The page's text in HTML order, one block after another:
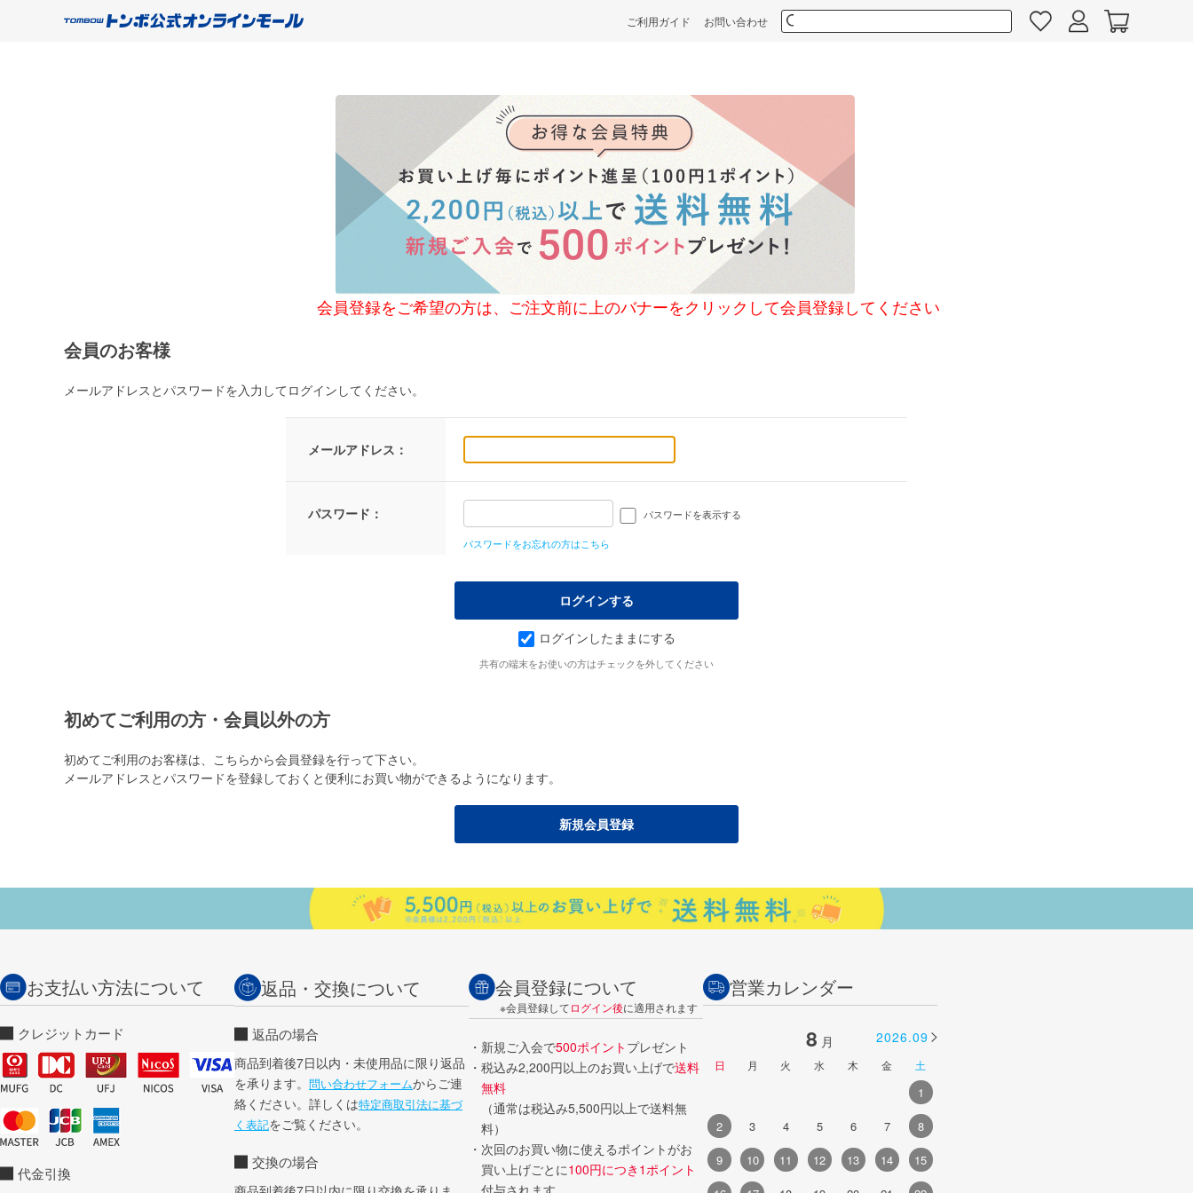
ご利用ガイド お問い合わせ
会員登録をご希望の方は、ご注文前に上のバナーをクリックして会員登録してください
会員のお客様
メールアドレスとパスワードを入力してログインしてください。
メールアドレス：
パスワード： パスワードを表示する
パスワードをお忘れの方はこちら
ログインしたままにする
共有の端末をお使いの方はチェックを外してください
初めてご利用の方・会員以外の方
初めてご利用のお客様は、こちらから会員登録を行って下さい。
メールアドレスとパスワードを登録しておくと便利にお買い物ができるようになります。
お支払い方法について
クレジットカード
代金引換
返品・交換について
返品の場合
商品到着後7日以内・未使用品に限り返品
を承ります。 問い合わせフォームからご連
絡ください。詳しくは特定商取引法に基づ
く表記をご覧ください。
交換の場合
会員登録について
※会員登録してログイン後に適用されます
・新規ご入会で500ポイント プレゼント
・税込み2,200円以上のお買い上げで送料
無料
（通常は税込み5,500円以上で送料無
料）
・次回のお買い物に使えるポイントがお
買い上げごとに100円につき1ポイント
付与されます。
営業カレンダー
8 月 2026.09
日 月 火 水 木 金 土
1
2
3 4 5 6 7
8
9
10 11 12 13 14
15